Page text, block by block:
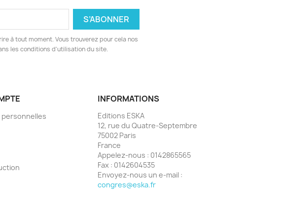
à tout moment. Vous trouverez pour cela nos
les conditions d'utilisation du site.
INFORMATIONS
Editions ESKA
12, rue du Quatre-Septembre
75002 Paris
France
Appelez-nous : 0142865565
Fax : 0142604535
Envoyez-nous un e-mail :
congres@eska.fr